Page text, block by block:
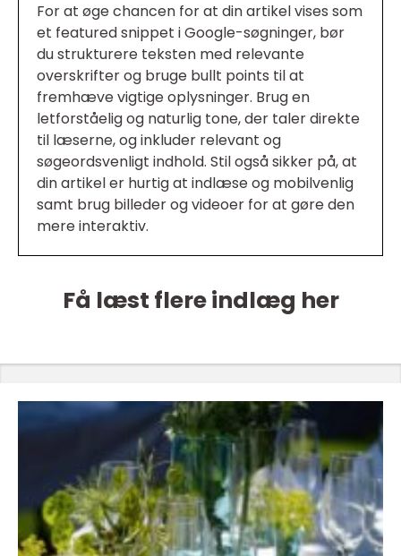
For at øge chancen for at din artikel vises som
et featured snippet i Google-søgninger, bør
du strukturere teksten med relevante
overskrifter og bruge bullt points til at
fremhæve vigtige oplysninger. Brug en
letforståelig og naturlig tone, der taler direkte
til læserne, og inkluder relevant og
søgeordsvenligt indhold. Stil også sikker på, at
din artikel er hurtig at indlæse og mobilvenlig
samt brug billeder og videoer for at gøre den
mere interaktiv.
Få læst flere indlæg her